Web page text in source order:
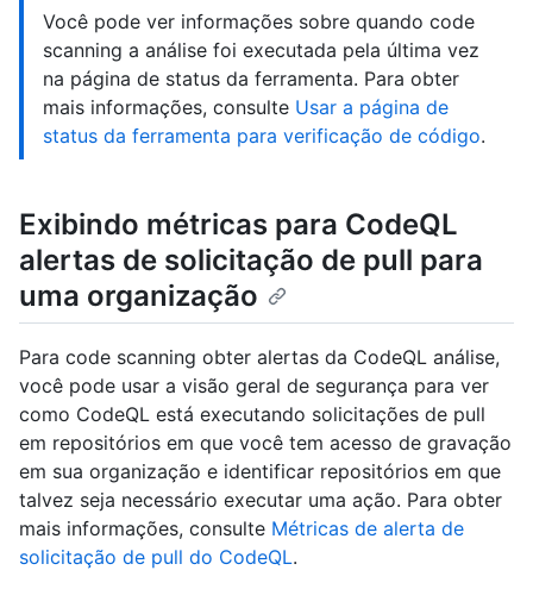
Você pode ver informações sobre quando code
scanning a análise foi executada pela última vez
na página de status da ferramenta. Para obter
mais informações, consulte Usar a página de
status da ferramenta para verificação de código.
Exibindo métricas para CodeQL
alertas de solicitação de pull para
uma organização
Para code scanning obter alertas da CodeQL análise,
você pode usar a visão geral de segurança para ver
como CodeQL está executando solicitações de pull
em repositórios em que você tem acesso de gravação
em sua organização e identificar repositórios em que
talvez seja necessário executar uma ação. Para obter
mais informações, consulte Métricas de alerta de
solicitação de pull do CodeQL.